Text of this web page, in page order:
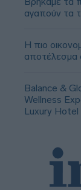
αγαπούν τα
Η πιο
αποτέλεσμα
Balance &
Wellness
Luxury Hotel